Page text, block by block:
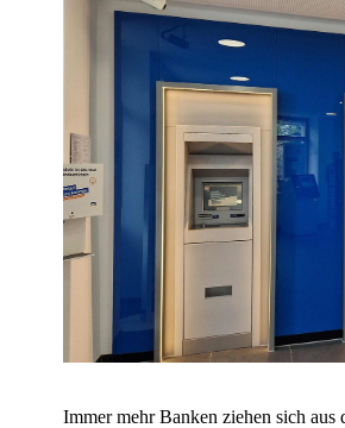
Immer mehr Banken ziehen sich